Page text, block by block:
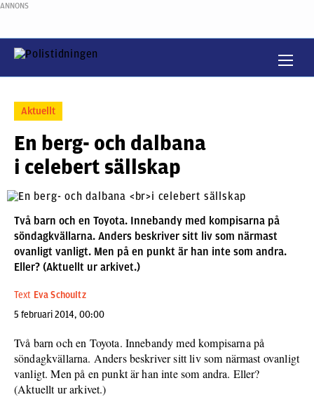
ANNONS
Aktuellt
En berg- och dalbana
i celebert sällskap
Två barn och en Toyota. Innebandy med kompisarna på
söndagkvällarna. Anders beskriver sitt liv som närmast
ovanligt vanligt. Men på en punkt är han inte som andra.
Eller? (Aktuellt ur arkivet.)
Text Eva Schoultz
5 februari 2014, 00:00
Två barn och en Toyota. Innebandy med kompisarna på
söndagkvällarna. Anders beskriver sitt liv som närmast ovanligt
vanligt. Men på en punkt är han inte som andra. Eller?
(Aktuellt ur arkivet.)